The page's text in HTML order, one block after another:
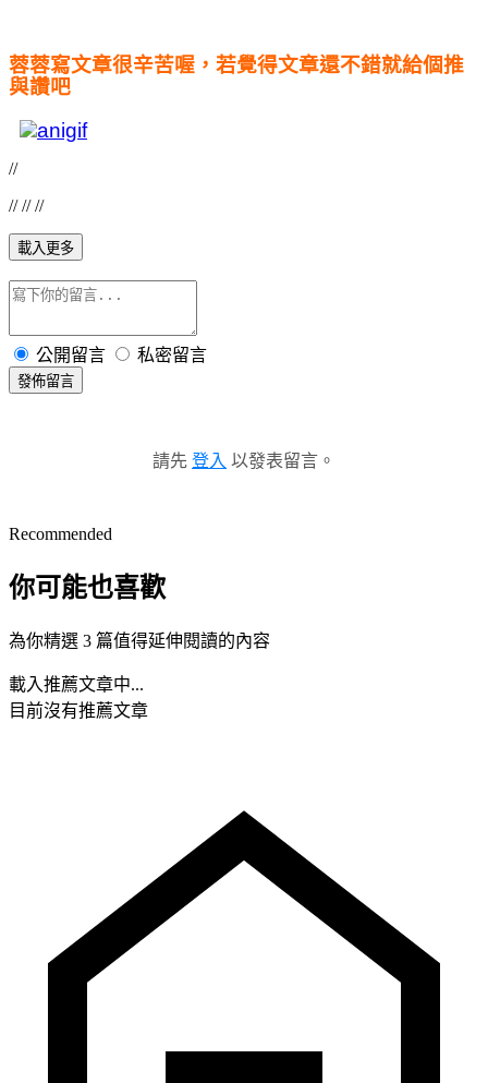
蓉蓉寫文章很辛苦喔，若覺得文章還不錯就給個推
與讚吧
//
// // //
載入更多
公開留言 私密留言
發佈留言
請先 登入 以發表留言。
Recommended
你可能也喜歡
為你精選 3 篇值得延伸閱讀的內容
載入推薦文章中...
目前沒有推薦文章